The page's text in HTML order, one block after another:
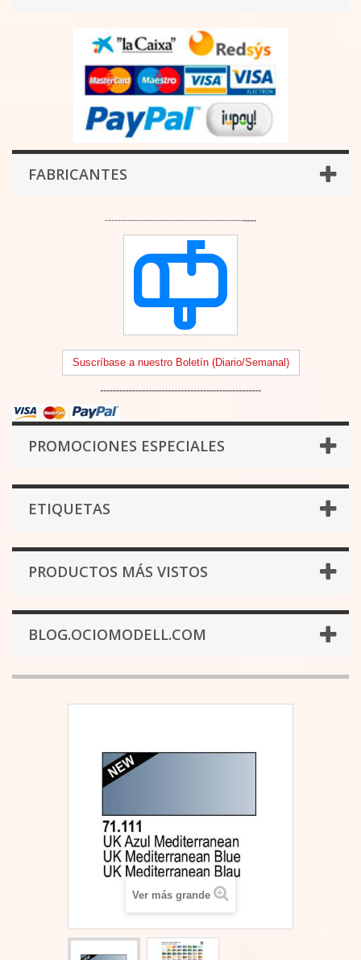
FABRICANTES
-----------------------------------------------
Suscríbase a nuestro Boletín (Diario/Semanal)
--------------------------------------------------
PROMOCIONES ESPECIALES
ETIQUETAS
PRODUCTOS MÁS VISTOS
BLOG.OCIOMODELL.COM
Ver más grande